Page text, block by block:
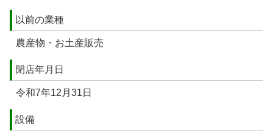
以前の業種
農産物・お土産販売
閉店年月日
令和7年12月31日
設備